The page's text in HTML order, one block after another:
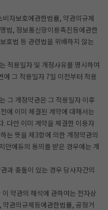
자보호에관한법률, 약관의규제
법, 정보통신망이용촉진등에관한
호법 등 관련법을 위배하지 않는
적용일자 및 개정사유를 명시하여
그 적용일자 7일 이전부터 적용
그 개정약관은 그 적용일자 이후
에 이미 체결된 계약에 대해서는
다만 이미 계약을 체결한 이용자
는 뜻을 제3항에 의한 개정약관의
안에듀의 동의를 받은 경우에는 개
과 충돌이 있는 경우 당사자간의
약관의 해석에 관하여는 전자상
관의규제등에관한법률, 공정거